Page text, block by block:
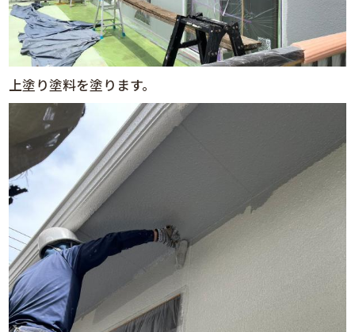
上塗り塗料を塗ります。